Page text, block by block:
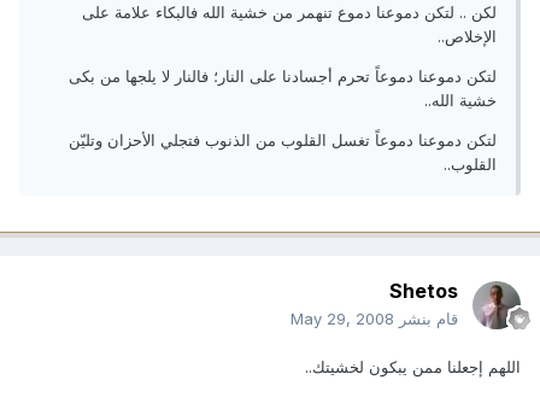
لكن .. لتكن دموعنا دموع تنهمر من خشية الله فالبكاء علامة على
الإخلاص..
لتكن دموعنا دموعاً تحرم أجسادنا على النار؛ فالنار لا يلجها من بكى
خشية الله..
لتكن دموعنا دموعاً تغسل القلوب من الذنوب فتجلي الأحزان وتليّن
القلوب..
Shetos
قام بنشر May 29, 2008
اللهم إجعلنا ممن يبكون لخشيتك..